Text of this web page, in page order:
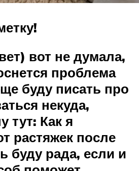
вот не думала,
проблема
буду писать про
некуда,
тут: Как я
растяжек после
буду рада, если и